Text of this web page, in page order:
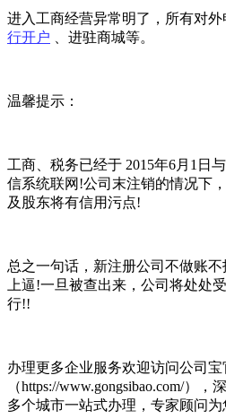
进入工商经营异常明了，所有对外
行开户 、进驻商城等。
温馨提示：
工商、税务已经于 2015年6月1日
信系统联网!公司末注销的情况下
及股东将有信用污点!
总之一句话，新注册公司不做账
上逼!一旦被查出来，公司将处处
行!!
办理更多企业服务欢迎访问公司宝
（https://www.gongsibao.com/）
多个城市一站式办理，专家顾问为